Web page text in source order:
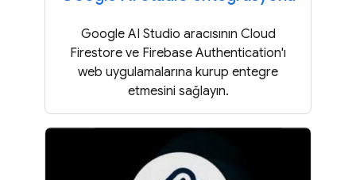
Google AI Studio aracısının Cloud
Firestore ve Firebase Authentication'ı
web uygulamalarına kurup entegre
etmesini sağlayın.